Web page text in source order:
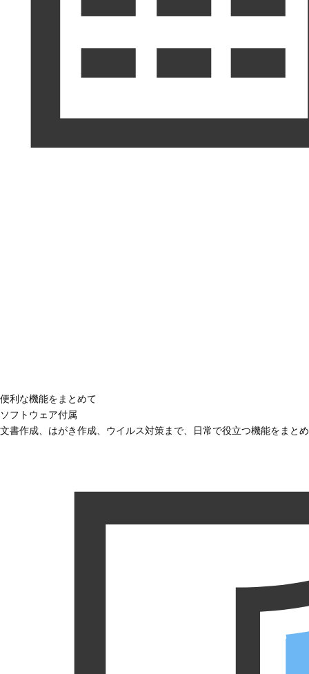
便利な機能をまとめて
ソフトウェア付属
文書作成、はがき作成、ウイルス対策まで、日常で役立つ機能をまと